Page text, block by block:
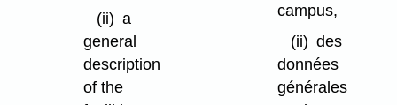
(ii) a
general
description
of the
campus,
(ii) des
données
générales